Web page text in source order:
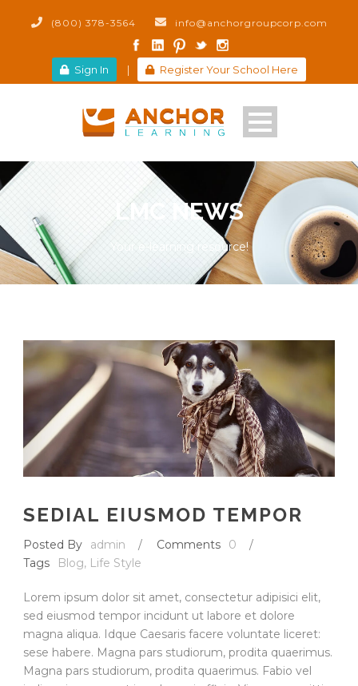
(800) 378-3564 info@anchorgroupcorp.com
Sign In | Register Your School Here
LMC NEWS
Your e-learning resource!
SEDIAL EIUSMOD TEMPOR
Posted By admin / Comments 0
/
Tags
Blog, Life Style
Lorem ipsum dolor sit amet, consectetur adipisici elit,
sed eiusmod tempor incidunt ut labore et dolore
magna aliqua. Idque Caesaris facere voluntate liceret:
sese habere. Magna pars studiorum, prodita quaerimus.
Magna pars studiorum, prodita quaerimus. Fabio vel